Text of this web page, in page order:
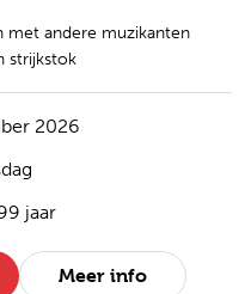
met andere muzikanten
strijkstok
2026
jaar
Meer info